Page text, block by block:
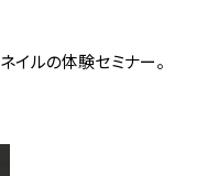
ルの体験セミナー。